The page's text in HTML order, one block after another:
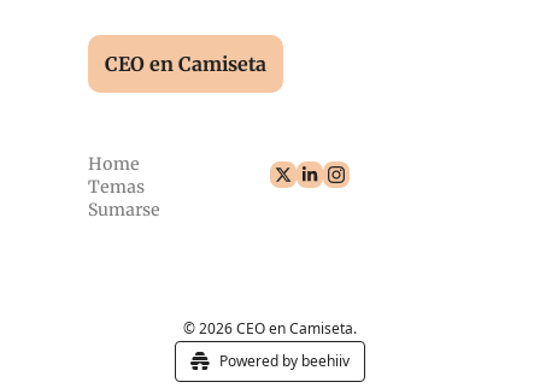
CEO en Camiseta
Home
Temas
Sumarse
© 2026 CEO en Camiseta.
Powered by beehiiv